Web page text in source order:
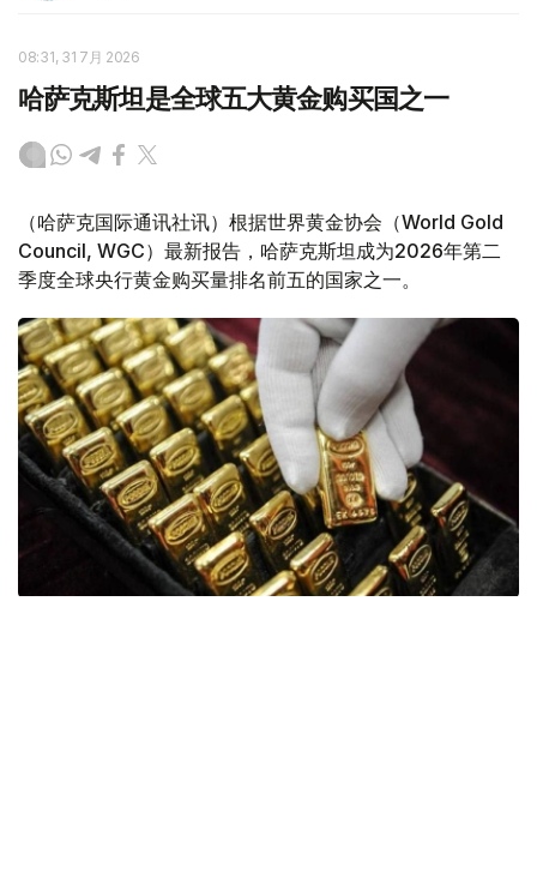
08:31, 31 7月 2026
哈萨克斯坦是全球五大黄金购买国之一
（哈萨克国际通讯社讯）根据世界黄金协会（World Gold
Council, WGC）最新报告，哈萨克斯坦成为2026年第二
季度全球央行黄金购买量排名前五的国家之一。